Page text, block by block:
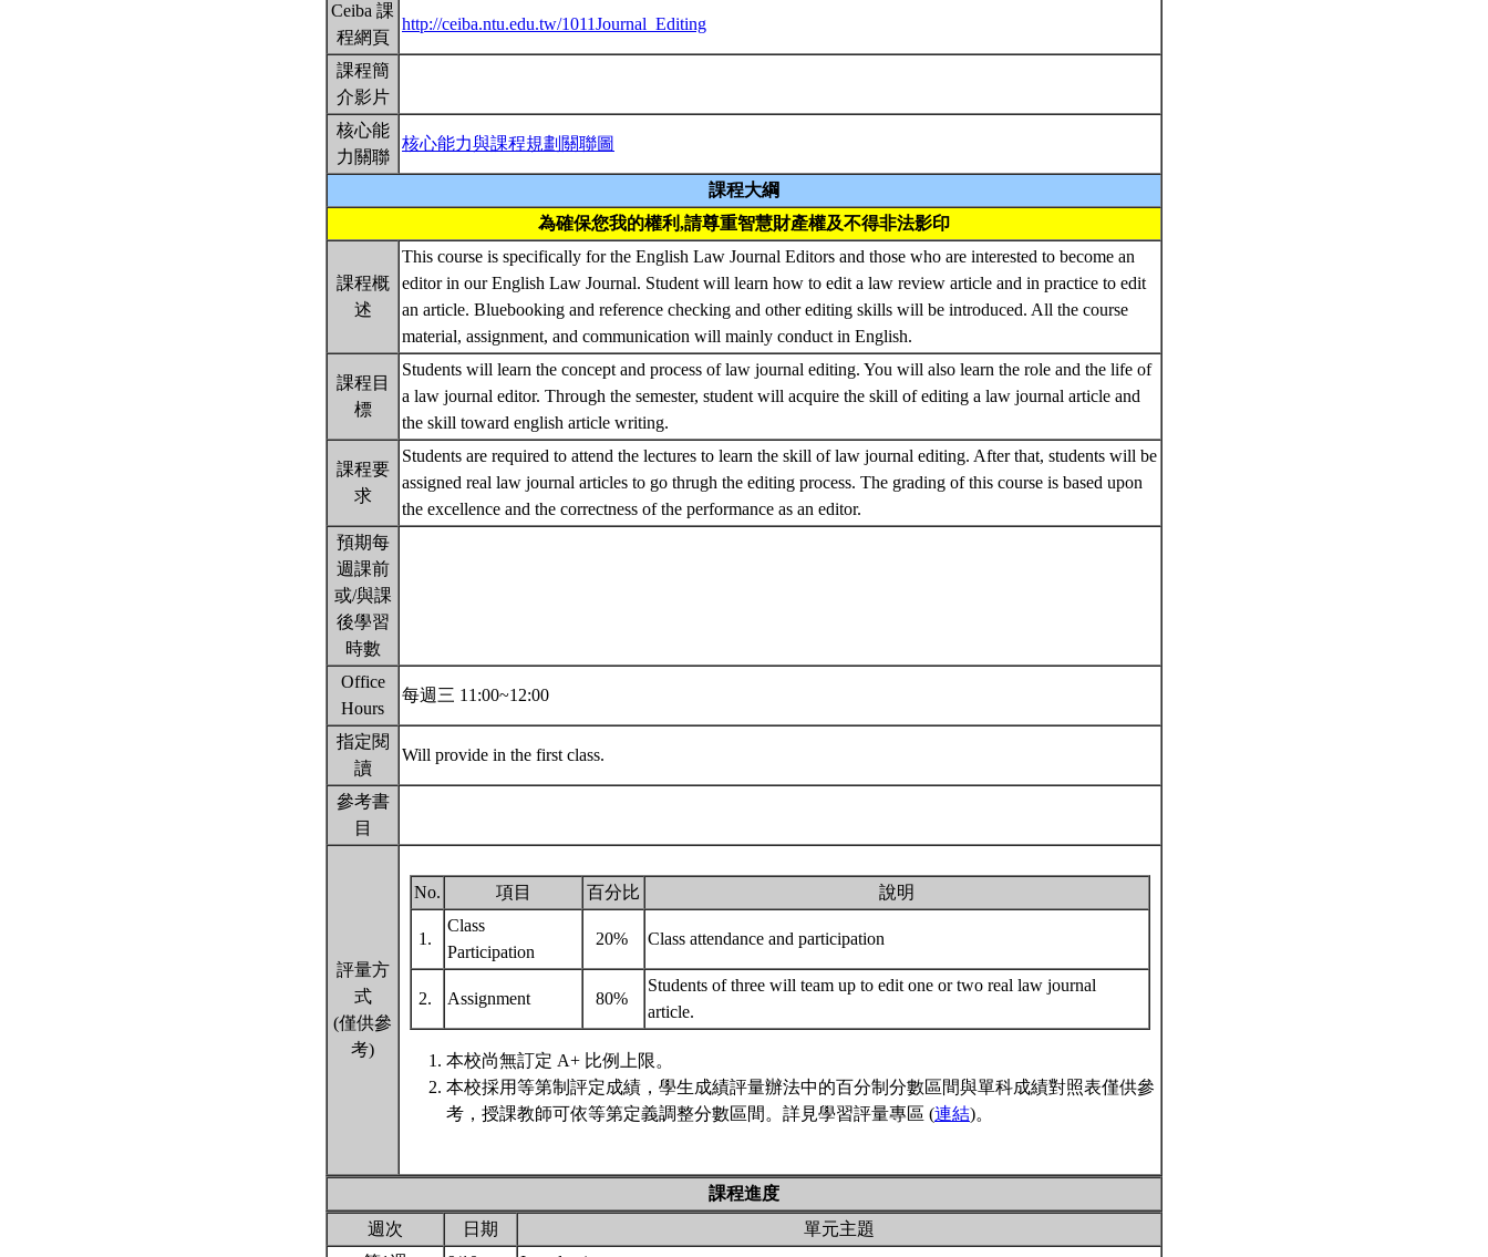
Ceiba 課
程網頁
http://ceiba.ntu.edu.tw/1011Journal_Editing
課程簡
介影片
核心能
力關聯
核心能力與課程規劃關聯圖
課程大綱
為確保您我的權利,請尊重智慧財產權及不得非法影印
課程概
述
This course is specifically for the English Law Journal Editors and those who are interested to become an
editor in our English Law Journal. Student will learn how to edit a law review article and in practice to edit
an article. Bluebooking and reference checking and other editing skills will be introduced. All the course
material, assignment, and communication will mainly conduct in English.
課程目
標
Students will learn the concept and process of law journal editing. You will also learn the role and the life of
a law journal editor. Through the semester, student will acquire the skill of editing a law journal article and
the skill toward english article writing.
課程要
求
Students are required to attend the lectures to learn the skill of law journal editing. After that, students will be
assigned real law journal articles to go thrugh the editing process. The grading of this course is based upon
the excellence and the correctness of the performance as an editor.
預期每
週課前
或/與課
後學習
時數
Office
Hours
每週三 11:00~12:00
指定閱
讀
Will provide in the first class.
參考書
目
評量方
式
(僅供參
考)
No. 項目 百分比 說明
1.
Class
Participation
20% Class attendance and participation
2. Assignment 80%
Students of three will team up to edit one or two real law journal
article.
本校尚無訂定 A+ 比例上限。
本校採用等第制評定成績，學生成績評量辦法中的百分制分數區間與單科成績對照表僅供參
考，授課教師可依等第定義調整分數區間。詳見學習評量專區 (連結)。
課程進度
週次
日期
單元主題